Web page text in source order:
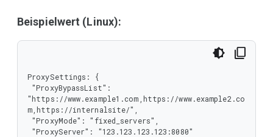
Beispielwert (Linux):
ProxySettings: {
"https://www.example1.com,https://www.example2.co
m,https://internalsite/",